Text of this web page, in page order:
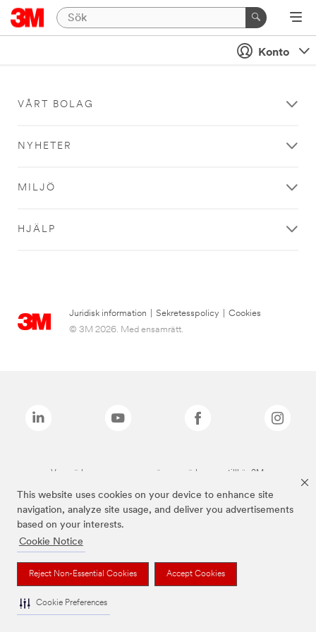
This website uses cookies on your device to enhance site
navigation, analyze site usage, and deliver you advertisements
based on your interests.
Cookie Notice
Reject Non-Essential Cookies Accept Cookies
Cookie Preferences
Konto
VÅRT BOLAG
NYHETER
MILJÖ
HJÄLP
Juridisk information Sekretesspolicy
Cookies
© 3M 2026. Med ensamrätt.
Varumärken som anges ovan är varumärken som tillhör 3M.